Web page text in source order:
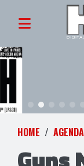
HOME AGENDA